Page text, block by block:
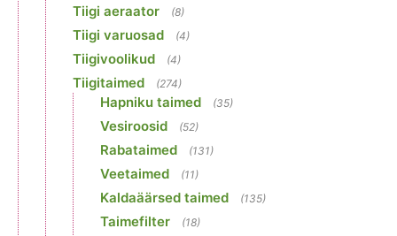
Tiigi aeraator (8)
Tiigi varuosad (4)
Tiigivoolikud (4)
Tiigitaimed (274)
Hapniku taimed (35)
Vesiroosid (52)
Rabataimed (131)
Veetaimed (11)
Kaldaäärsed taimed (135)
Taimefilter (18)